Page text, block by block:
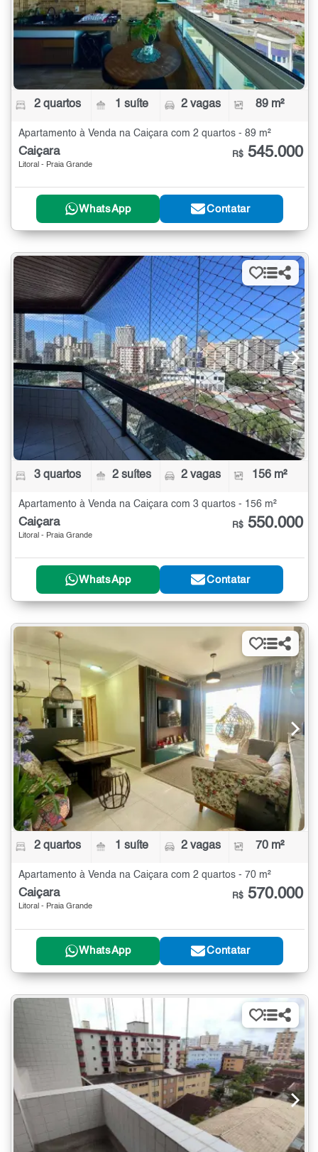
2 quartos 1 suíte 2 vagas 89 m²
Apartamento à Venda na Caiçara com 2 quartos - 89 m²
Caiçara
Litoral - Praia Grande
R$ 545.000
WhatsApp Contatar
3 quartos 2 suítes 2 vagas 156 m²
Apartamento à Venda na Caiçara com 3 quartos - 156 m²
Caiçara
Litoral - Praia Grande
R$ 550.000
WhatsApp Contatar
2 quartos 1 suíte 2 vagas 70 m²
Apartamento à Venda na Caiçara com 2 quartos - 70 m²
Caiçara
Litoral - Praia Grande
R$ 570.000
WhatsApp Contatar